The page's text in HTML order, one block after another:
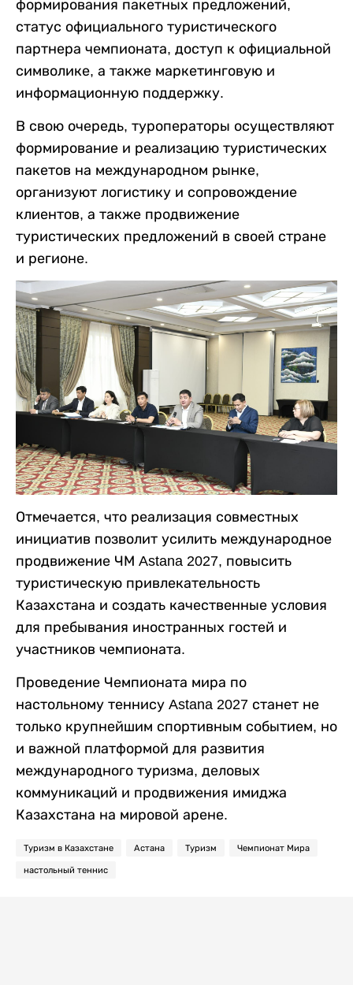
формирования пакетных предложений,
статус официального туристического
партнера чемпионата, доступ к официальной
символике, а также маркетинговую и
информационную поддержку.
В свою очередь, туроператоры осуществляют
формирование и реализацию туристических
пакетов на международном рынке,
организуют логистику и сопровождение
клиентов, а также продвижение
туристических предложений в своей стране
и регионе.
Отмечается, что реализация совместных
инициатив позволит усилить международное
продвижение ЧМ Astana 2027, повысить
туристическую привлекательность
Казахстана и создать качественные условия
для пребывания иностранных гостей и
участников чемпионата.
Проведение Чемпионата мира по
настольному теннису Astana 2027 станет не
только крупнейшим спортивным событием, но
и важной платформой для развития
международного туризма, деловых
коммуникаций и продвижения имиджа
Казахстана на мировой арене.
Туризм в Казахстане Астана Туризм Чемпионат Мира
настольный теннис